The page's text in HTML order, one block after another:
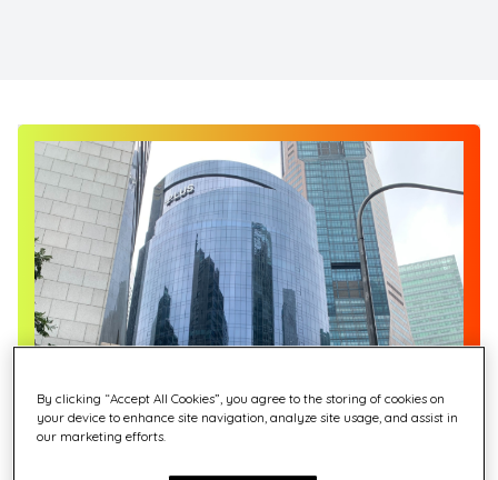
Vedoucí postavení v regionu
By clicking “Accept All Cookies”, you agree to the storing of cookies on
your device to enhance site navigation, analyze site usage, and assist in
our marketing efforts.